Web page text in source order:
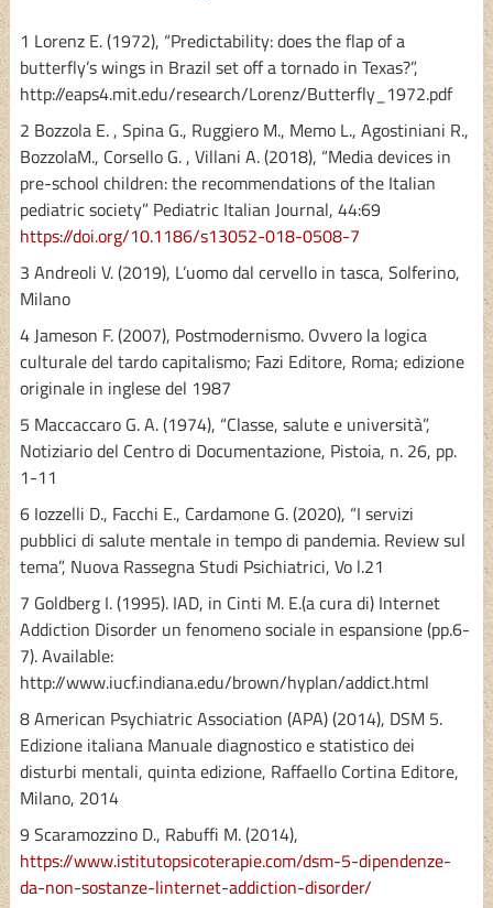
1 Lorenz E. (1972), “Predictability: does the flap of a
butterfly’s wings in Brazil set off a tornado in Texas?”,
http://eaps4.mit.edu/research/Lorenz/Butterfly_1972.pdf
2 Bozzola E. , Spina G., Ruggiero M., Memo L., Agostiniani R.,
BozzolaM., Corsello G. , Villani A. (2018), “Media devices in
pre-school children: the recommendations of the Italian
pediatric society” Pediatric Italian Journal, 44:69
https://doi.org/10.1186/s13052-018-0508-7
3 Andreoli V. (2019), L’uomo dal cervello in tasca, Solferino,
Milano
4 Jameson F. (2007), Postmodernismo. Ovvero la logica
culturale del tardo capitalismo; Fazi Editore, Roma; edizione
originale in inglese del 1987
5 Maccaccaro G. A. (1974), “Classe, salute e università”,
Notiziario del Centro di Documentazione, Pistoia, n. 26, pp.
1-11
6 Iozzelli D., Facchi E., Cardamone G. (2020), “I servizi
pubblici di salute mentale in tempo di pandemia. Review sul
tema”, Nuova Rassegna Studi Psichiatrici, Vo l.21
7 Goldberg I. (1995). IAD, in Cinti M. E.(a cura di) Internet
Addiction Disorder un fenomeno sociale in espansione (pp.6-
7). Available:
http://www.iucf.indiana.edu/brown/hyplan/addict.html
8 American Psychiatric Association (APA) (2014), DSM 5.
Edizione italiana Manuale diagnostico e statistico dei
disturbi mentali, quinta edizione, Raffaello Cortina Editore,
Milano, 2014
9 Scaramozzino D., Rabuffi M. (2014),
https://www.istitutopsicoterapie.com/dsm-5-dipendenze-
da-non-sostanze-linternet-addiction-disorder/